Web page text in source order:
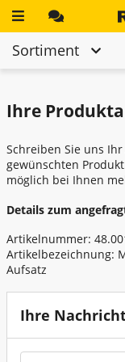
Direkt zum Inhalt
Highlights
Geräteverleih
Schilderanfertigung
Werkstatt
Unternehmen
Hier gehts zum
Ihr Einkaufswagen
Sortiment
Arbeitsschutz -
Druckluft
Ihre
Schreiben Sie uns
gewünschten
möglich bei Ihnen
Details zum
Artikelnummer:
Artikelbezeichnung:
Aufsatz
Ihre